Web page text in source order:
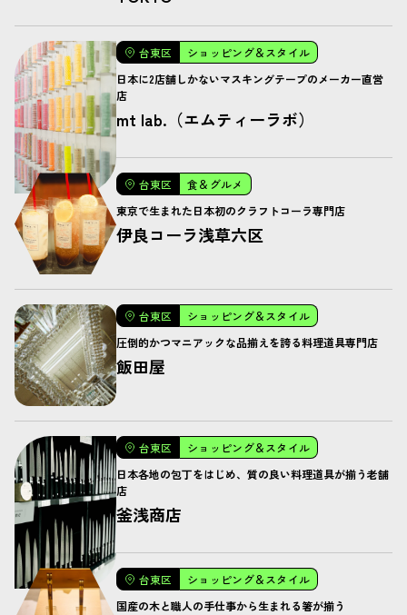
台東区
ショッピング＆スタイル
日本に2店舗しかないマスキングテープのメーカー直営
店
mt lab.（エムティーラボ）
台東区
食＆グルメ
東京で生まれた日本初のクラフトコーラ専門店
伊良コーラ浅草六区
台東区
ショッピング＆スタイル
圧倒的かつマニアックな品揃えを誇る料理道具専門店
飯田屋
台東区
ショッピング＆スタイル
日本各地の包丁をはじめ、質の良い料理道具が揃う老舗
店
釜浅商店
台東区
ショッピング＆スタイル
国産の木と職人の手仕事から生まれる箸が揃う